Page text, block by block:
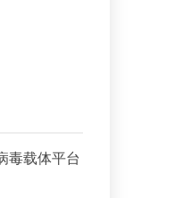
毒载体平台